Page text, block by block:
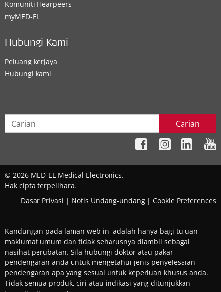
Komuniti Hearpeers
myMED‑EL
Hubungi Kami
Peluang kerjaya
Hubungi kami
Carian
© 2026 MED-EL Medical Electronics.
Hak cipta terpelihara.
Dasar Privasi | Notis Undang-undang | Cookie Preferences
Kandungan pada laman web ini adalah hanya bagi tujuan
maklumat umum dan tidak seharusnya diambil sebagai
nasihat perubatan. Sila hubungi doktor atau pakar
pendengaran anda untuk mengetahui jenis penyelesaian
pendengaran apa yang sesuai untuk keperluan khusus anda.
Tidak semua produk, ciri atau indikasi yang ditunjukkan